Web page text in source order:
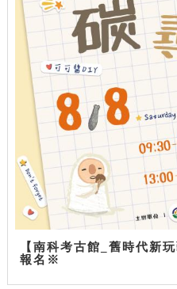
【南科考古館_舊時代新
報名※